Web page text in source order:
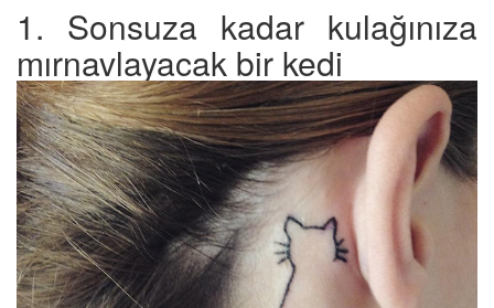
1. Sonsuza kadar kulağınıza
mırnavlayacak bir kedi